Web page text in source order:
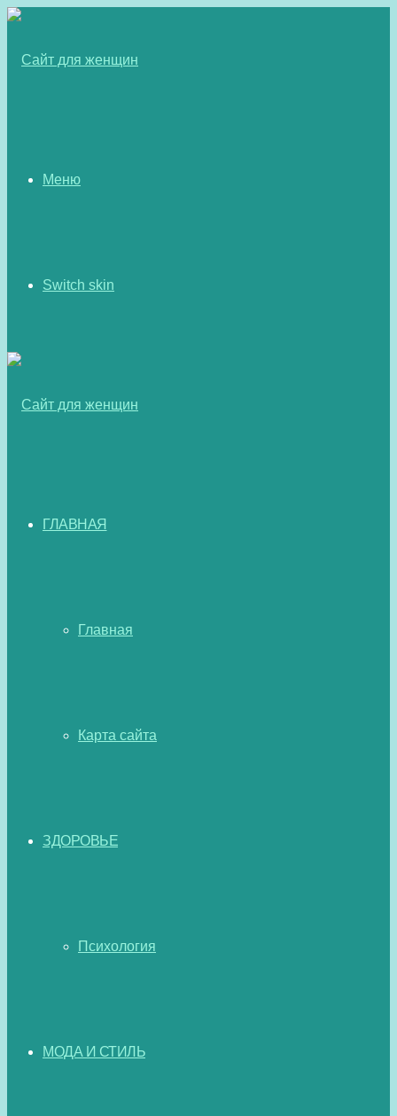
Меню
Switch skin
ГЛАВНАЯ
Главная
Карта сайта
ЗДОРОВЬЕ
Психология
МОДА И СТИЛЬ